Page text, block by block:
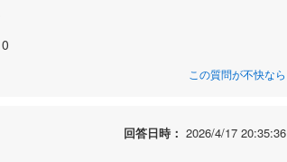
0
この質問が不快なら
回答日時： 2026/4/17 20:35:36